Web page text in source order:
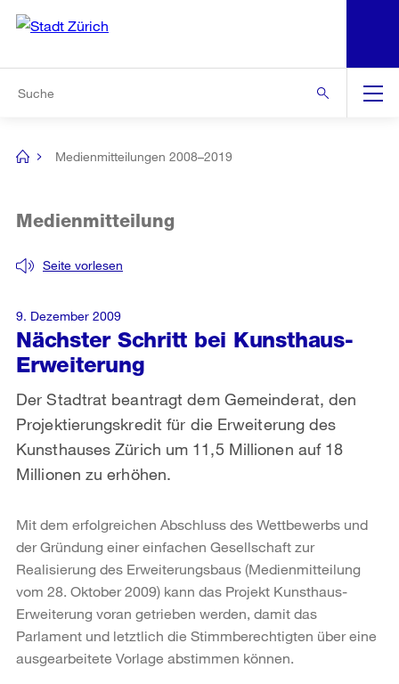
Navigation
[no
Medienmitteilungen 2008–2019
Nächster Schritt bei Kunsthaus-
Erweiterung
Seite vorlesen
Medienmitteilung
Der Stadtrat beantragt dem Gemeinderat, den
Projektierungskredit für die Erweiterung des
Kunsthauses Zürich um 11,5 Millionen auf 18
Millionen zu erhöhen.
9. Dezember 2009
Mit dem erfolgreichen Abschluss des Wettbewerbs und
der Gründung einer einfachen Gesellschaft zur
Realisierung des Erweiterungsbaus (Medienmitteilung
vom 28. Oktober 2009) kann das Projekt Kunsthaus-
Erweiterung voran getrieben werden, damit das
Parlament und letztlich die Stimmberechtigten über eine
ausgearbeitete Vorlage abstimmen können.